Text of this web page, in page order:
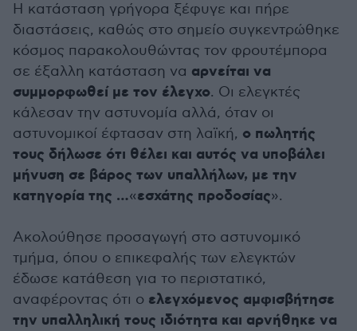
Η κατάσταση γρήγορα ξέφυγε και πήρε
διαστάσεις, καθώς στο σημείο συγκεντρώθηκε
κόσμος παρακολουθώντας τον φρουτέμπορα
σε έξαλλη κατάσταση να αρνείται να
συμμορφωθεί με τον έλεγχο. Οι ελεγκτές
κάλεσαν την αστυνομία αλλά, όταν οι
αστυνομικοί έφτασαν στη λαϊκή, ο πωλητής
τους δήλωσε ότι θέλει και αυτός να υποβάλει
μήνυση σε βάρος των υπαλλήλων, με την
κατηγορία της …«εσχάτης προδοσίας».
Ακολούθησε προσαγωγή στο αστυνομικό
τμήμα, όπου ο επικεφαλής των ελεγκτών
έδωσε κατάθεση για το περιστατικό,
αναφέροντας ότι ο ελεγχόμενος αμφισβήτησε
την υπαλληλική τους ιδιότητα και αρνήθηκε να